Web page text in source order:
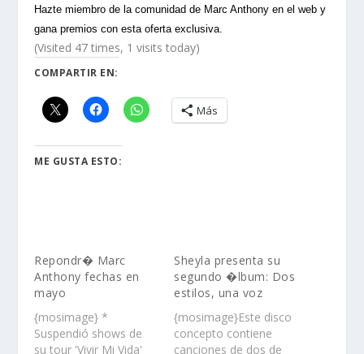
Hazte miembro de la comunidad de Marc Anthony en el web y
gana premios con esta oferta exclusiva.
(Visited 47 times, 1 visits today)
COMPARTIR EN:
Más
ME GUSTA ESTO:
Repondr� Marc
Anthony fechas en
mayo
{mosimage} *
Suspendió shows de
su tour 'Vivir Mi Vida'
Sheyla presenta su
segundo �lbum: Dos
estilos, una voz
{mosimage}Este disco
concepto contiene
canciones de dos de